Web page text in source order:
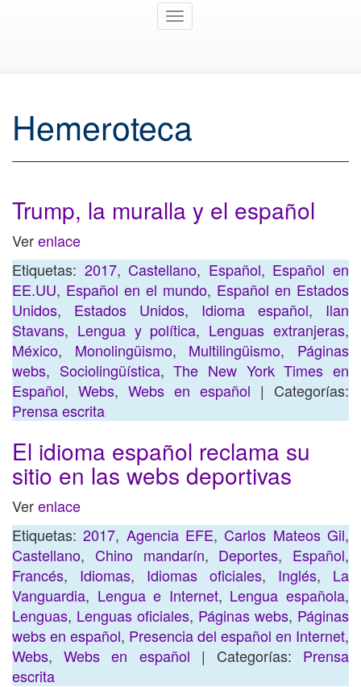
Toggle
Hemeroteca
Trump, la muralla y el español
Verenlace
Etiquetas: 2017,Castellano, Español, Español en
EE.UU, Español en el mundo, Español en Estados
Unidos, Estados Unidos, Idioma español, Ilan
Stavans, Lengua y política, Lenguas extranjeras,
México, Monolingüismo, Multilingüismo, Páginas
webs, Sociolingüística,The New York Times en
Español, Webs, Webs en español | Categorías:
Prensa escrita
El idioma español reclama su
sitio en las webs deportivas
Verenlace
Etiquetas:2017, Agencia EFE,Carlos Mateos Gil,
Castellano, Chino mandarín, Deportes, Español,
Francés, Idiomas, Idiomas oficiales, Inglés, La
Vanguardia, Lengua e Internet, Lengua española,
Lenguas, Lenguas oficiales, Páginas webs, Páginas
webs en español, Presencia del español en Internet,
Webs,Webs en español | Categorías: Prensa
escrita